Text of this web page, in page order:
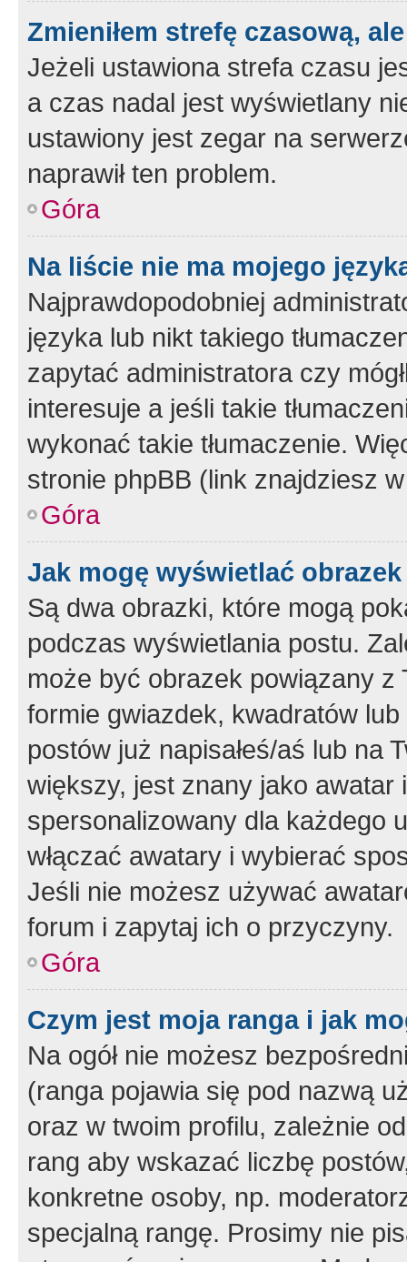
Zmieniłem strefę czasową,
Jeżeli ustawiona strefa czasu
a czas nadal jest wyświetlany
ustawiony jest zegar na
naprawił ten problem.
Góra
Na liście nie ma mojego
Najprawdopodobniej
języka lub nikt takiego
zapytać administratora czy
interesuje a jeśli takie
wykonać takie tłumaczenie.
stronie phpBB (link znajdziesz
Góra
Jak mogę wyświetlać
Są dwa obrazki, które mogą
podczas wyświetlania postu.
może być obrazek powiązany z
formie gwiazdek, kwadratów
postów już napisałeś/aś lub na
większy, jest znany jako
spersonalizowany dla każdego
włączać awatary i wybierać
Jeśli nie możesz używać
forum i zapytaj ich o przyczyny.
Góra
Czym jest moja ranga i jak
Na ogół nie możesz
(ranga pojawia się pod nazwą
oraz w twoim profilu, zależnie
rang aby wskazać liczbę
konkretne osoby, np.
specjalną rangę. Prosimy nie